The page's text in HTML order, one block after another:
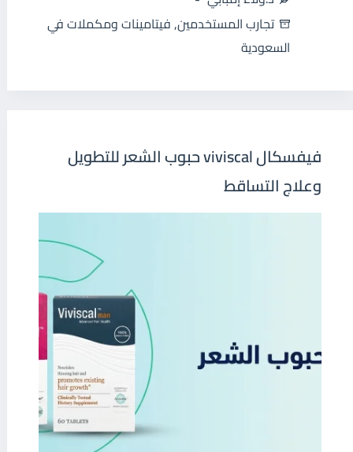
تجارب المستخدمين,فيتامينات ومكملات في
السعودية
فيفسكال viviscal حبوب الشعر للتطويل
وعلاج التساقط